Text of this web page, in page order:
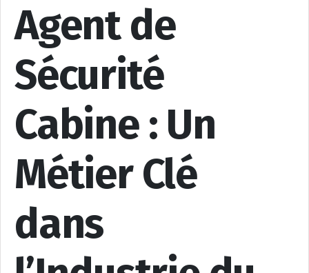
Agent de
Sécurité
Cabine : Un
Métier Clé
dans